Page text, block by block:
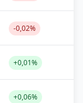
-0,02%
+0,01%
+0,06%